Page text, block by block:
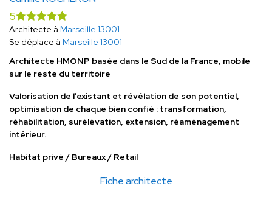
Fiche architecte
5
Architecte à Marseille 13001
Se déplace à Marseille 13001
Architecte HMONP basée dans le Sud de la France, mobile
sur le reste du territoire
Valorisation de l’existant et révélation de son potentiel,
optimisation de chaque bien confié : transformation,
réhabilitation, surélévation, extension, réaménagement
intérieur.
Habitat privé / Bureaux / Retail